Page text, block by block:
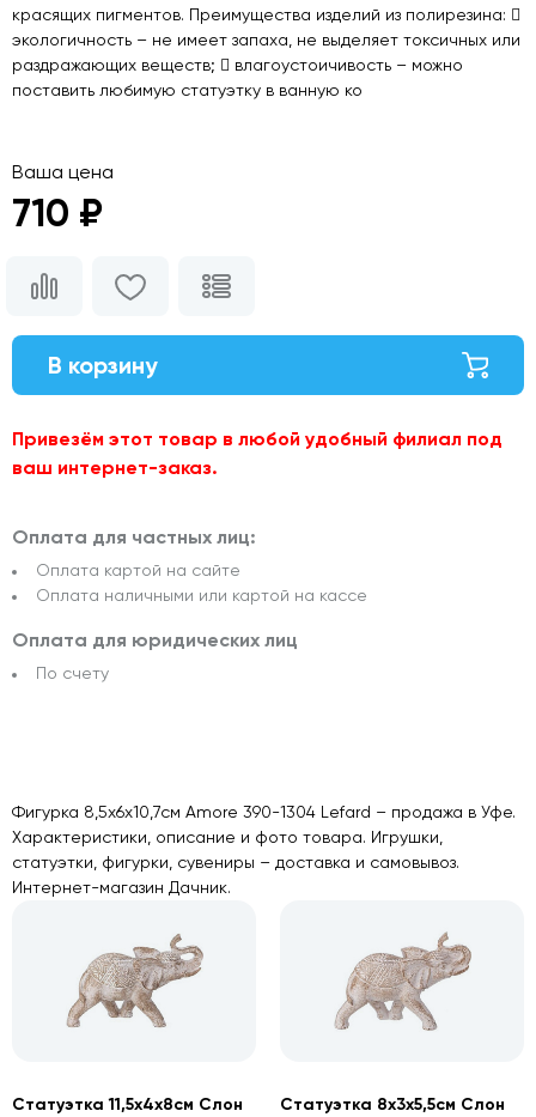
красящих пигментов. Преимущества изделий из полирезина: 
экологичность – не имеет запаха, не выделяет токсичных или
раздражающих веществ;  влагоустоичивость – можно
поставить любимую статуэтку в ванную ко
Ваша цена
710 ₽
В корзину
Привезём этот товар в любой удобный филиал под
ваш интернет-заказ.
Оплата для частных лиц:
Оплата картой на сайте
Оплата наличными или картой на кассе
Оплата для юридических лиц
По счету
Фигурка 8,5х6х10,7см Amore 390-1304 Lefard – продажа в Уфе.
Характеристики, описание и фото товара. Игрушки,
статуэтки, фигурки, сувениры – доставка и самовывоз.
Интернет-магазин Дачник.
Статуэтка 11,5х4х8см Слон Статуэтка 8х3х5,5см Слон